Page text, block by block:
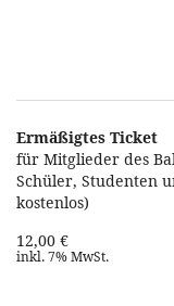
Ermäßigtes Ticket
für Mitglieder des
Schüler, Studenten
kostenlos)
12,00 €
inkl. 7% MwSt.